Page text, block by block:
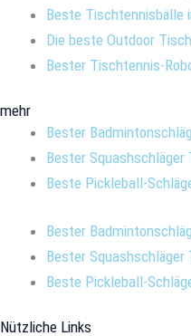
Beste Tischtennisbälle
Die beste Outdoor
Bester Tischtennis-
mehr
Bester
Bester Squashschläger
Beste Pickleball-
Bester
Bester Squashschläger
Beste Pickleball-
Nützliche Links